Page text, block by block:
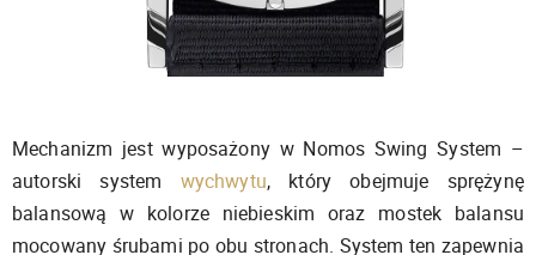
Mechanizm jest wyposażony w Nomos Swing System –
autorski system wychwytu, który obejmuje sprężynę
balansową w kolorze niebieskim oraz mostek balansu
mocowany śrubami po obu stronach. System ten zapewnia